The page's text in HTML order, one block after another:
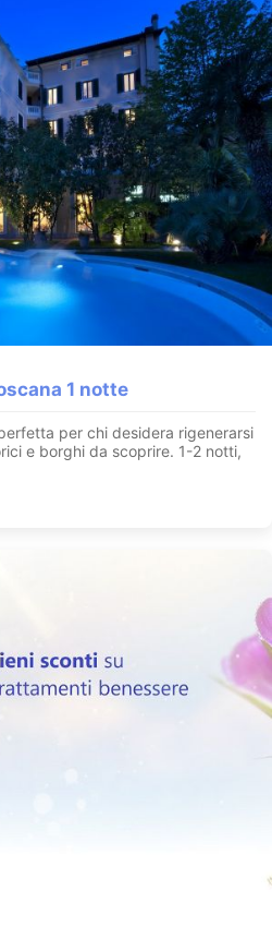
1 notte
per chi desidera rigenerarsi
e borghi da scoprire. 1-2 notti,